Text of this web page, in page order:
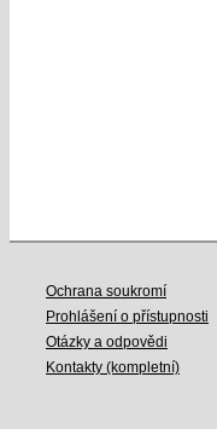
Ochrana soukromí
Prohlášení o přístupnosti
Otázky a odpovědi
Kontakty (kompletní)